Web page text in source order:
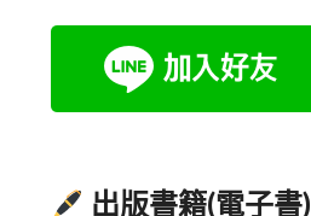
出版書籍(電子書)